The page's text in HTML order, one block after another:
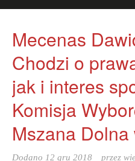
Mecenas
Chodzi o
jak i interes
Komisja
Mszana
Dodano 12 gru 2018 przez